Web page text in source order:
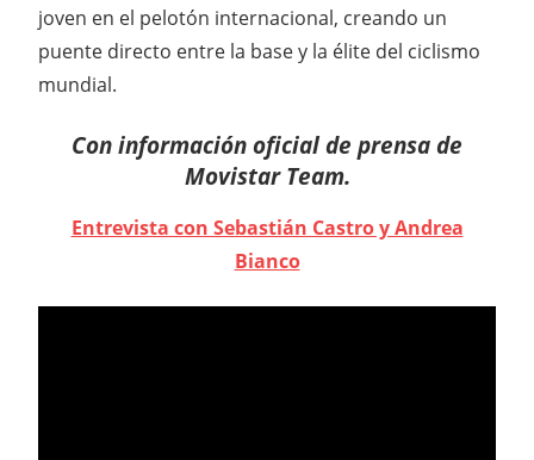
joven en el pelotón internacional, creando un
puente directo entre la base y la élite del ciclismo
mundial.
Con información oficial de prensa de
Movistar Team.
Entrevista con Sebastián Castro y Andrea
Bianco